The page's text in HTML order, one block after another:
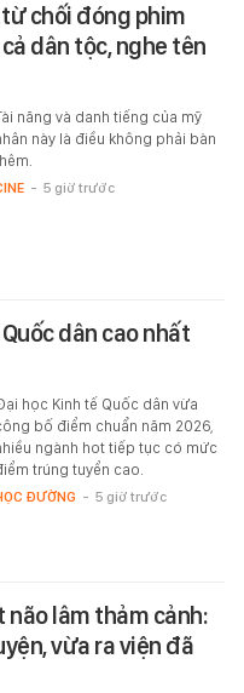
chối đóng phim
dân tộc, nghe tên
năng và danh tiếng của mỹ
này là điều không phải bàn
- 5 giờ trước
dân cao nhất
học Kinh tế Quốc dân vừa
bố điểm chuẩn năm 2026,
ngành hot tiếp tục có mức
trúng tuyển cao.
ĐƯỜNG - 5 giờ trước
não lâm thảm cảnh:
vừa ra viện đã